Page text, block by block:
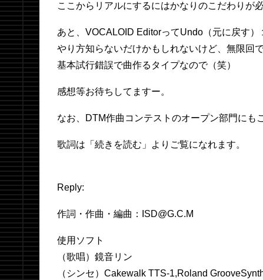
ここからリアルにするにはかなりのこだわりが
あと、VOCALOID EditorってUndo（元に戻す）
やり方知らないだけかもしれないけど、無限回
基本試行錯誤で曲作るタイプなので（笑）
感想等お待ちしてますー。
なお、DTM作曲コンテストのオープン部門にも
歌詞は「続きを読む」よりご覧になれます。
Reply:
作詞・作曲・編曲：ISD@G.C.M
使用ソフト
（歌唱）鏡音リン
（シンセ）Cakewalk TTS-1,Roland